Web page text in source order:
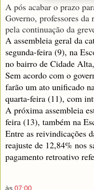
A pós acabar o prazo
Governo, professores da
pela continuação da
A assembleia geral da
segunda-feira (9), na
no bairro de Cidade
Sem acordo com o
farão um ato unificado
quarta-feira (11), com
A próxima assembleia
feira (13), também na
Entre as reivindicações
reajuste de 12,84% nos
pagamento retroativo
às 07:00